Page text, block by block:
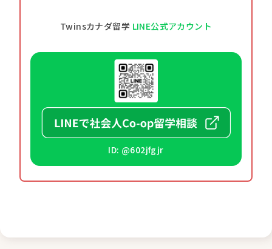
Twinsカナダ留学 LINE公式アカウント
ID: @602jfgjr